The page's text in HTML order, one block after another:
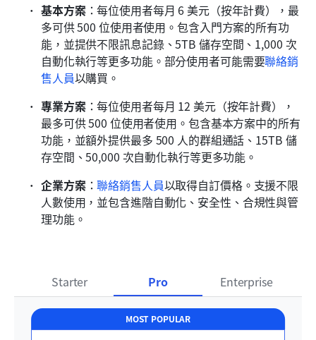
基本方案：每位使用者每月 6 美元（按年計費），最
多可供 500 位使用者使用。包含入門方案的所有功
能，並提供不限訊息記錄、5TB 儲存空間、1,000 次
自動化執行等更多功能。部分使用者可能需要聯絡銷
售人員以購買。
專業方案：每位使用者每月 12 美元（按年計費），
最多可供 500 位使用者使用。包含基本方案中的所有
功能，並額外提供最多 500 人的群組通話、15TB 儲
存空間、50,000 次自動化執行等更多功能。
企業方案：聯絡銷售人員以取得自訂價格。支援不限
人數使用，並包含進階自動化、安全性、合規性與管
理功能。
Starter Pro Enterprise
MOST POPULAR